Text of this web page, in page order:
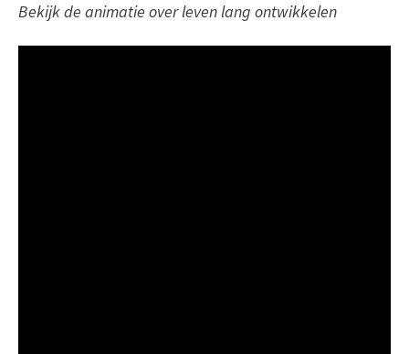
Bekijk de animatie over leven lang ontwikkelen